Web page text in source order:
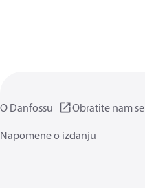
O Danfossu
Obratite nam se
Napomene o izdanju